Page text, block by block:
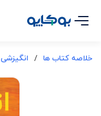
خلاصه کتاب ها / انگیزشی